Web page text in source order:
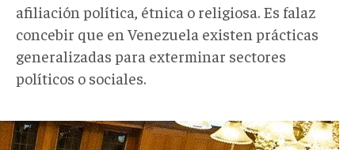
afiliación política, étnica o religiosa. Es falaz
concebir que en Venezuela existen prácticas
generalizadas para exterminar sectores
políticos o sociales.